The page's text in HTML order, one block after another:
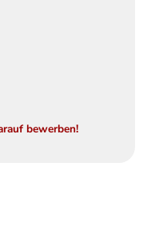
bewerben!